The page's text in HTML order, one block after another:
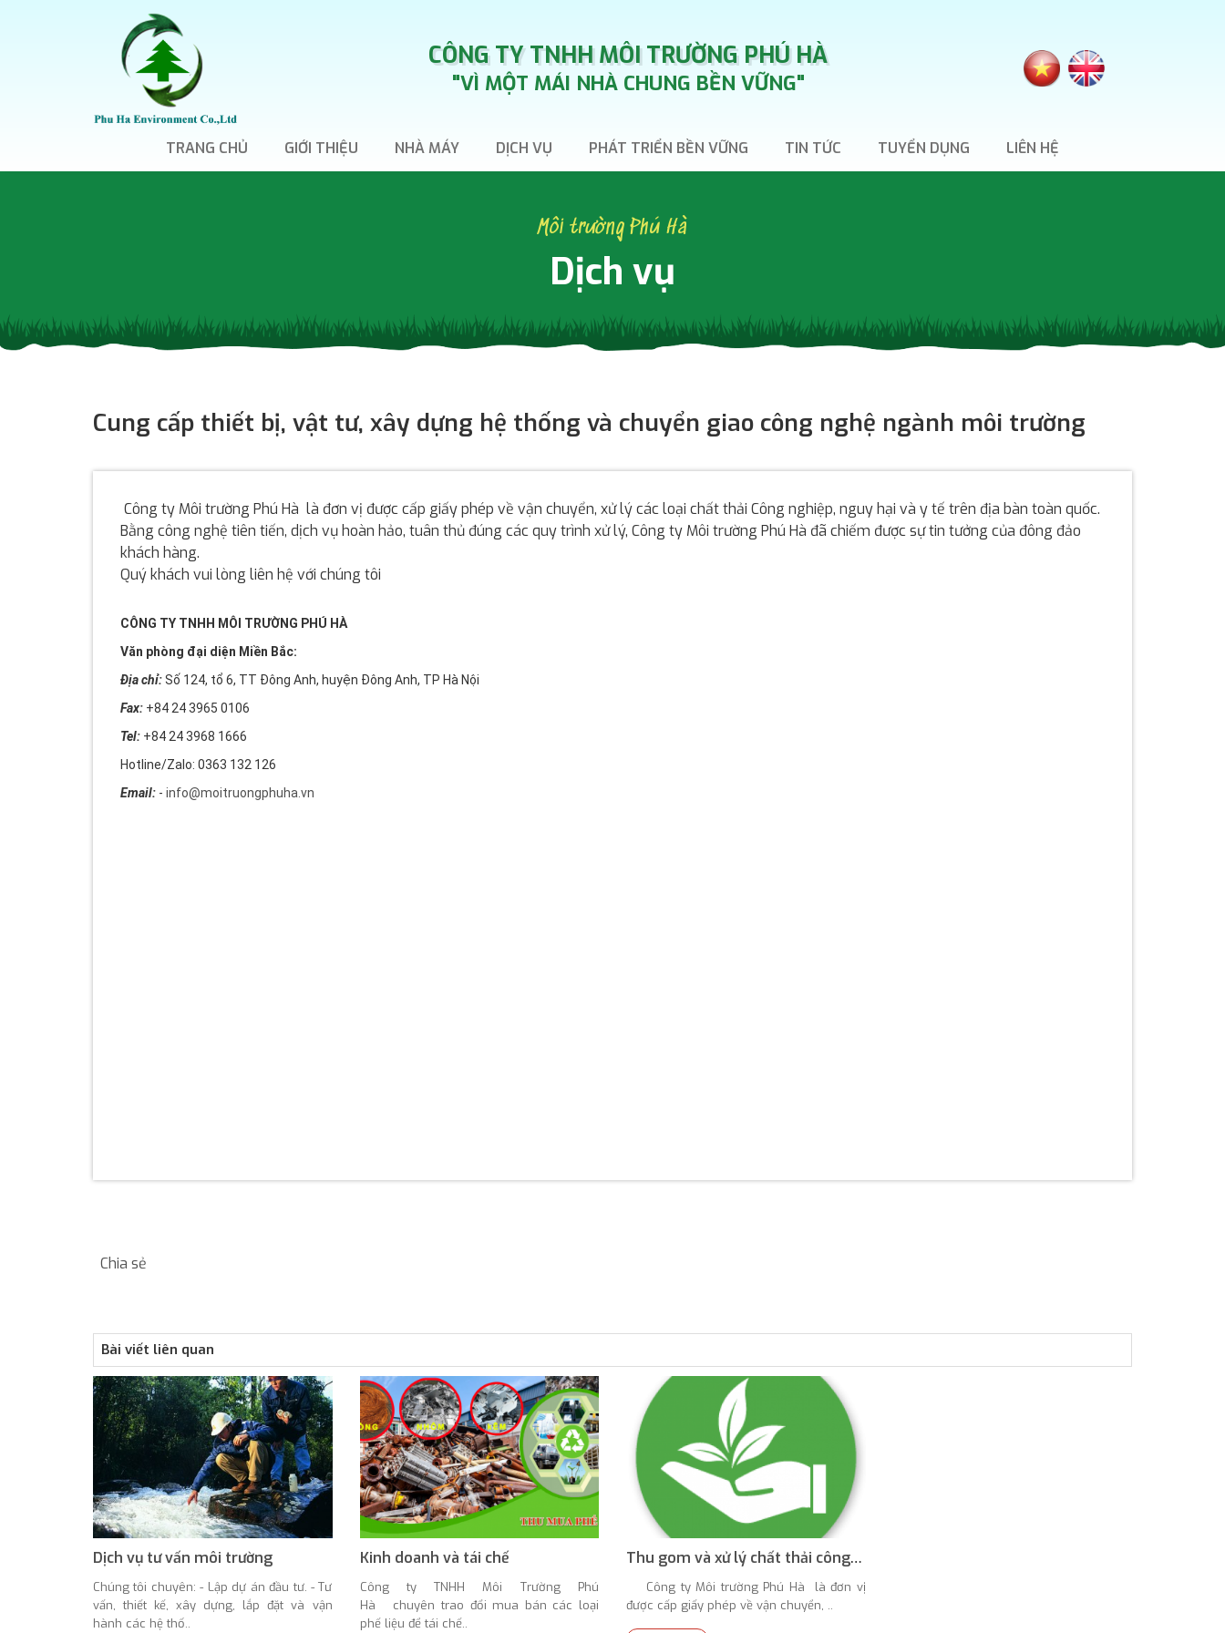
CÔNG TY TNHH MÔI TRƯỜNG PHÚ HÀ
"VÌ MỘT MÁI NHÀ CHUNG BỀN VỮNG"
TRANG CHỦ GIỚI THIỆU NHÀ MÁY DỊCH VỤ PHÁT TRIỂN BỀN VỮNG TIN TỨC TUYỂN DỤNG LIÊN HỆ
Môi trường Phú Hà
Dịch vụ
Cung cấp thiết bị, vật tư, xây dựng hệ thống và chuyển giao công nghệ ngành môi trường
Công ty Môi trường Phú Hà là đơn vị được cấp giấy phép về vận chuyển, xử lý các loại chất thải Công nghiệp, nguy hại và y tế trên địa bàn toàn quốc.
Bằng công nghệ tiên tiến, dịch vụ hoàn hảo, tuân thủ đúng các quy trình xử lý, Công ty Môi trường Phú Hà đã chiếm được sự tin tưởng của đông đảo
khách hàng.
Quý khách vui lòng liên hệ với chúng tôi
CÔNG TY TNHH MÔI TRƯỜNG PHÚ HÀ
Văn phòng đại diện Miền Bắc:
Địa chỉ:Số 124, tổ 6, TT Đông Anh, huyện Đông Anh, TP Hà Nội
Fax: +84 24 3965 0106
Tel: +84 24 3968 1666
Hotline/Zalo: 0363 132 126
Email: - info@moitruongphuha.vn
Chia sẻ
Bài viết liên quan
Dịch vụ tư vấn môi trường
Chúng tôi chuyên: - Lập dự án đầu tư. - Tư
vấn, thiết kế, xây dựng, lắp đặt và vận
hành các hệ thố..
Kinh doanh và tái chế
Công ty TNHH Môi Trường Phú
Hà chuyên trao đổi mua bán các loại
phế liệu để tái chế..
Thu gom và xử lý chất thải công nghiệp
Công ty Môi trường Phú Hà là đơn vị
được cấp giấy phép về vận chuyển, ..